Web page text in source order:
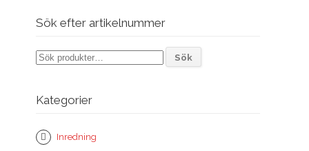
Sök efter artikelnummer
Sök
efter:
Sök
Kategorier
Inredning